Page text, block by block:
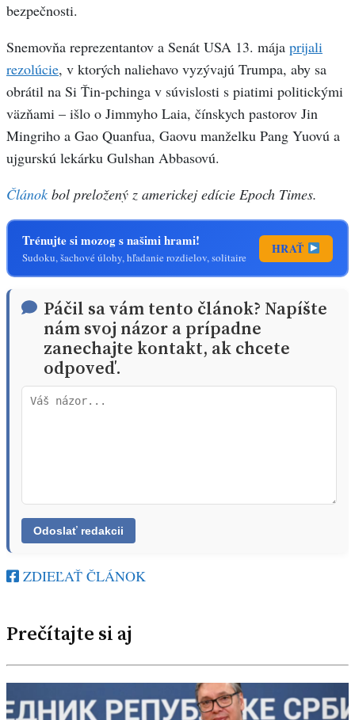
bezpečnosti.
Snemovňa reprezentantov a Senát USA 13. mája prijali
rezolúcie, v ktorých naliehavo vyzývajú Trumpa, aby sa
obrátil na Si Ťin-pchinga v súvislosti s piatimi politickými
väzňami – išlo o Jimmyho Laia, čínskych pastorov Jin
Mingriho a Gao Quanfua, Gaovu manželku Pang Yuovú a
ujgurskú lekárku Gulshan Abbasovú.
Článok bol preložený z americkej edície Epoch Times.
Trénujte si mozog s našimi hrami!
Sudoku, šachové úlohy, hľadanie rozdielov, solitaire
HRAŤ
Páčil sa vám tento článok? Napíšte
nám svoj názor a prípadne
zanechajte kontakt, ak chcete
odpoveď.
ZDIEĽAŤ ČLÁNOK
Prečítajte si aj